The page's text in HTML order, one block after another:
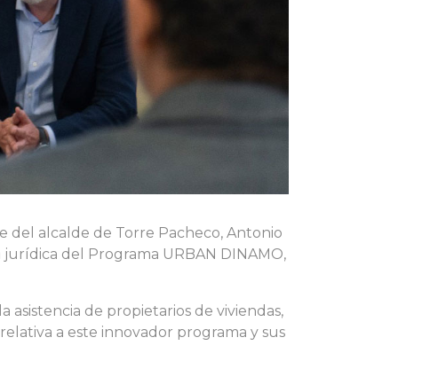
del alcalde de Torre Pacheco, Antonio
jurídica del Programa URBAN DINAMO,
asistencia de propietarios de viviendas,
a este innovador programa y sus